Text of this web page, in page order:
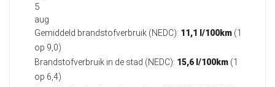
5
aug
Gemiddeld brandstofverbruik (NEDC): 11,1 l/100km (1
op 9,0)
Brandstofverbruik in de stad (NEDC): 15,6 l/100km (1
op 6,4)